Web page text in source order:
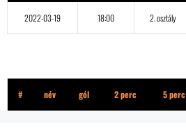
2022-03-19 18:00 2. osztály
# név gól 2 perc 5 perc